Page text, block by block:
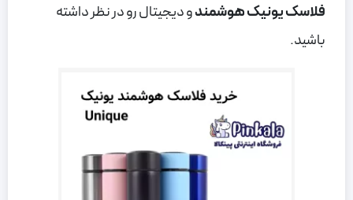
فلاسک یونیک هوشمندو دیجیتال رو در نظر داشته
باشید.